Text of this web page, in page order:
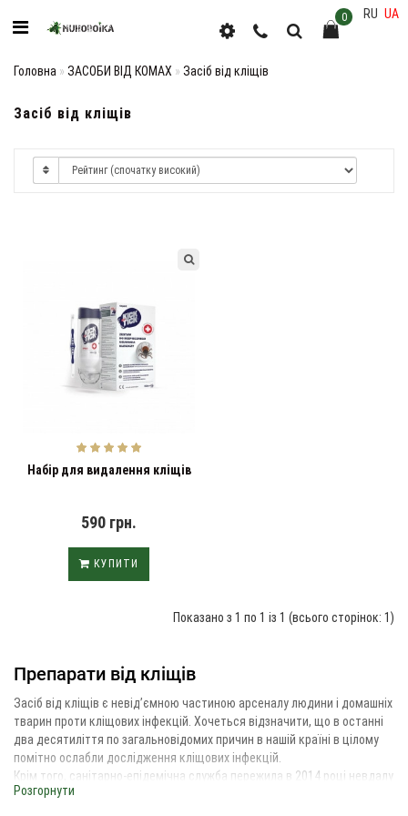
RU UA
0
Головна ЗАСОБИ ВІД КОМАХ Засіб від кліщів
Засіб від кліщів
Набір для видалення кліщів
590 грн.
КУПИТИ
Показано з 1 по 1 із 1 (всього сторінок: 1)
Препарати від кліщів
Засіб від кліщів є невід’ємною частиною арсеналу людини і домашніх
тварин проти кліщових інфекцій. Хочеться відзначити, що в останні
два десятиліття по загальновідомих причин в нашій країні в цілому
помітно ослабли дослідження кліщових інфекцій.
Крім того, санітарно-епідемічна служба пережила в 2014 році невдалу
структурно-функціональну реорганізацію, а 2017 році і більш того –
Розгорнути